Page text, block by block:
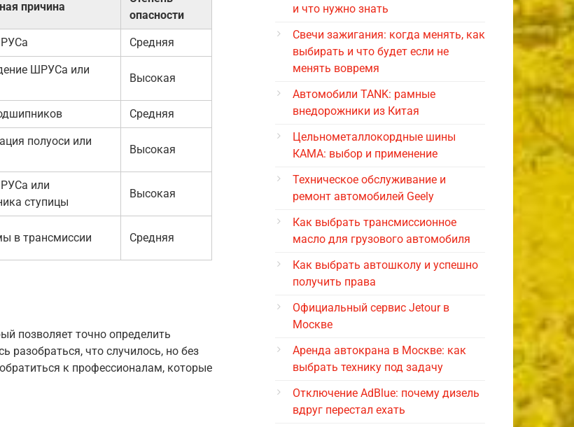
причина
опасности
Средняя
ШРУСа или
Высокая
Средняя
полуоси или
Высокая
или
ступицы
Высокая
в трансмиссии Средняя
позволяет точно определить
разобраться, что случилось, но без
к профессионалам, которые
и что нужно знать
Свечи зажигания: когда менять, как
выбирать и что будет если не
менять вовремя
Автомобили TANK: рамные
внедорожники из Китая
Цельнометаллокордные шины
КАМА: выбор и применение
Техническое обслуживание и
ремонт автомобилей Geely
Как выбрать трансмиссионное
масло для грузового автомобиля
Как выбрать автошколу и успешно
получить права
Официальный сервис Jetour в
Москве
Аренда автокрана в Москве: как
выбрать технику под задачу
Отключение AdBlue: почему дизель
вдруг перестал ехать